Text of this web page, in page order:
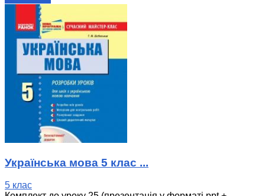
Українська мова 5 клас ...
5 клас